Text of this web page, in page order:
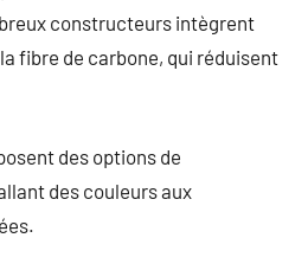
constructeurs intègrent
fibre de carbone, qui réduisent
des options de
des couleurs aux